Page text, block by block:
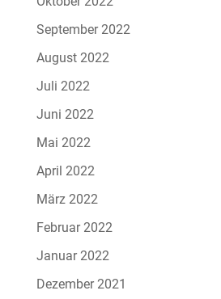
September 2022
August 2022
Juli 2022
Juni 2022
Mai 2022
April 2022
März 2022
Februar 2022
Januar 2022
Dezember 2021